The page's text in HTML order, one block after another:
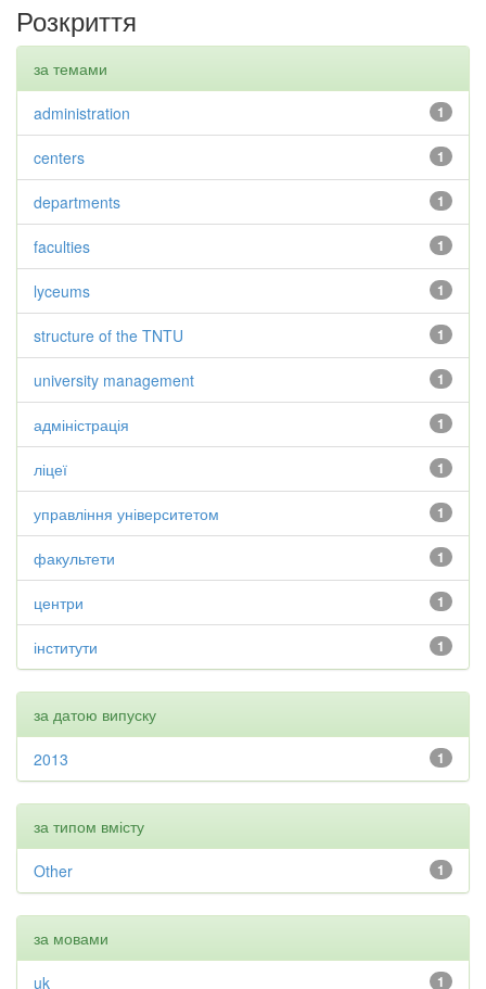
Розкриття
за темами
1
administration
1
centers
1
departments
1
faculties
1
lyceums
1
structure of the TNTU
1
university management
1
адміністрація
1
ліцеї
1
управління університетом
1
факультети
1
центри
1
інститути
за датою випуску
1
2013
за типом вмісту
1
Other
за мовами
1
uk